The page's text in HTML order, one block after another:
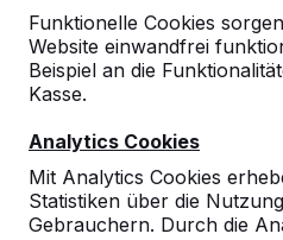
Funktionelle Cookies
Website einwandfrei
Beispiel an die
Kasse.
Analytics Cookies
Mit Analytics Cookies
Statistiken über die
Gebrauchern. Durch die
Zeige